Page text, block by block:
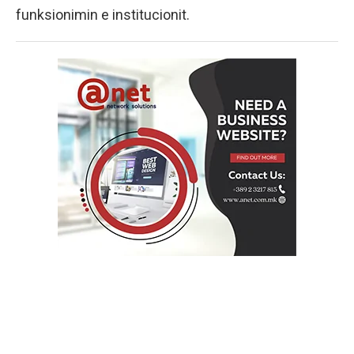
funksionimin e institucionit.